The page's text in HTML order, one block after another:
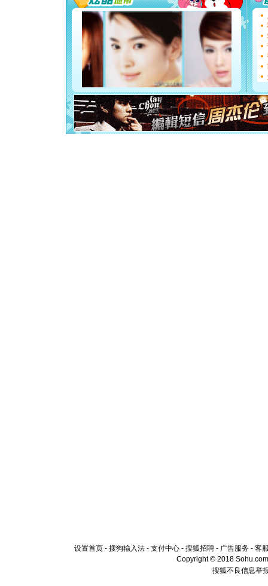
要平安
[圣诞节]
能正大
都要快乐
[圣诞节]
如意,快
[元旦]
看
断电。
你是我
[元旦]如
起；二是
离。水晶
[元旦]当
泣，这痛
设置首页 - 搜狗输入法 - 支付中心 - 搜狐招聘 - 广告服务 - 客
Copyright © 2018
搜狐不良信息举